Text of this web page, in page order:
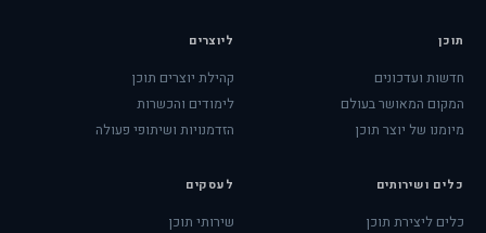
תוכן
חדשות ועדכונים
המקום המאושר בעולם
מיומנו של יוצר תוכן
ליוצרים
קהילת יוצרים תוכן
לימודים והכשרות
הזדמנויות ושיתופי פעולה
כלים ושירותים
כלים ליצירת תוכן
לעסקים
שירותי תוכן